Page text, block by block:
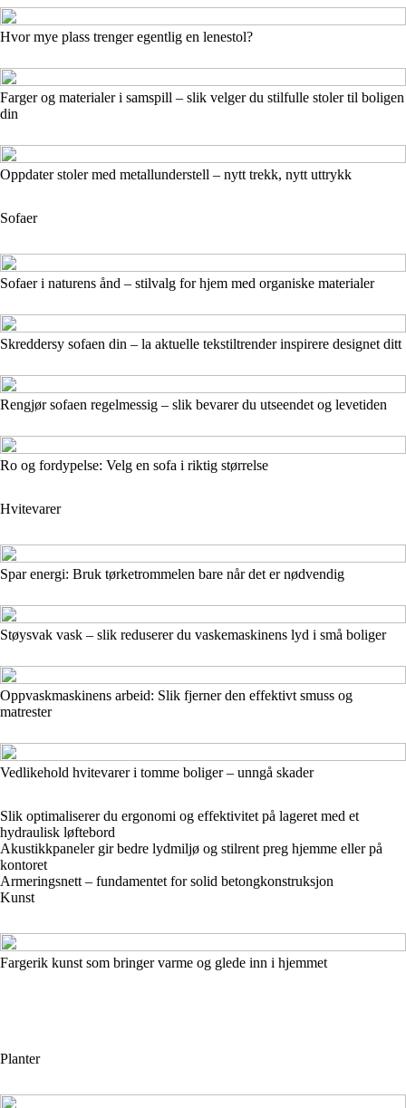
Hvor mye plass trenger egentlig en lenestol?
Farger og materialer i samspill – slik velger du stilfulle stoler til boligen
din
Oppdater stoler med metallunderstell – nytt trekk, nytt uttrykk
Sofaer
Sofaer i naturens ånd – stilvalg for hjem med organiske materialer
Skreddersy sofaen din – la aktuelle tekstiltrender inspirere designet ditt
Rengjør sofaen regelmessig – slik bevarer du utseendet og levetiden
Ro og fordypelse: Velg en sofa i riktig størrelse
Hvitevarer
Spar energi: Bruk tørketrommelen bare når det er nødvendig
Støysvak vask – slik reduserer du vaskemaskinens lyd i små boliger
Oppvaskmaskinens arbeid: Slik fjerner den effektivt smuss og
matrester
Vedlikehold hvitevarer i tomme boliger – unngå skader
Slik optimaliserer du ergonomi og effektivitet på lageret med et
hydraulisk løftebord
Akustikkpaneler gir bedre lydmiljø og stilrent preg hjemme eller på
kontoret
Armeringsnett – fundamentet for solid betongkonstruksjon
Kunst
Fargerik kunst som bringer varme og glede inn i hjemmet
Planter